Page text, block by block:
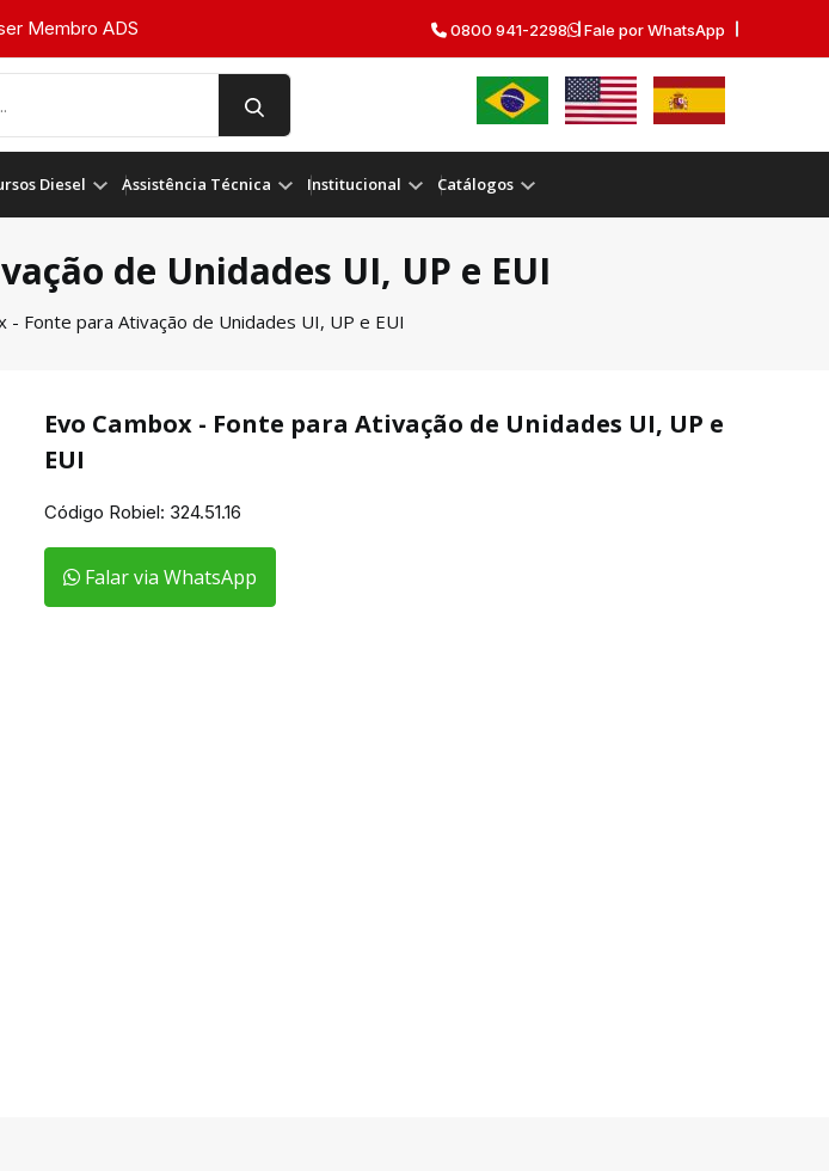
Membro ADS 0800 941-2298 Fale por WhatsApp
Diesel Assistência Técnica Institucional Catálogos
de Unidades UI, UP e EUI
- Fonte para Ativação de Unidades UI, UP e EUI
Evo Cambox - Fonte para Ativação de Unidades UI, UP e
EUI
Código Robiel: 324.51.16
Falar via WhatsApp